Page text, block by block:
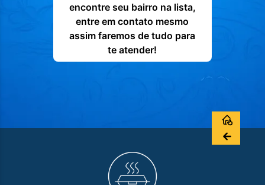
encontre seu bairro na lista,
entre em contato mesmo
assim faremos de tudo para
te atender!